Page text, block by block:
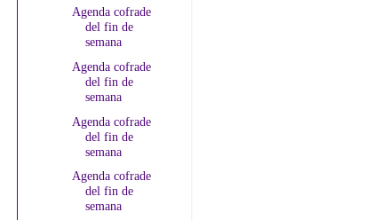
Agenda cofrade
del fin de
semana
Agenda cofrade
del fin de
semana
Agenda cofrade
del fin de
semana
Agenda cofrade
del fin de
semana